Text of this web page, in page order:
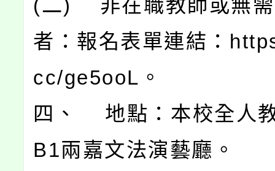
(二) 非在職教師或無需
者：報名表單連結：
cc/ge5ooL。
四、 地點：本校全人
B1兩嘉文法演藝廳。